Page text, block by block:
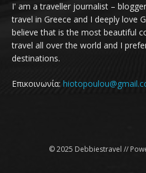
I' am a traveller journalist –
travel in Greece and I deeply love
believe that is the most beautiful
travel all over the world and I
destinations.
Επικοινωνία:
© 2025 Debbiestravel //